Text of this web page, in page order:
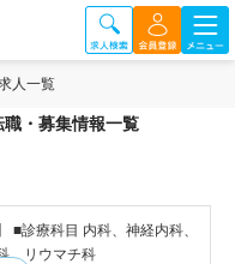
人一覧
・募集情報一覧
■診療科目 内科、神経内科、
、リウマチ科